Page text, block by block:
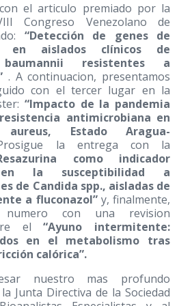
el articulo premiado por la
Congreso Venezolano de
“Detección de genes de
en aislados clínicos de
baumannii resistentes a
. A continuacion, presentamos
con el tercer lugar en la
“Impacto de la pandemia
antimicrobiana en
aureus, Estado Aragua-
la entrega con la
como indicador
en la susceptibilidad a
de Candida spp., aisladas de
a fluconazol”y, finalmente,
numero con una revision
el“Ayuno intermitente:
en el metabolismo tras
calórica”.
nuestro mas profundo
Junta Directiva de la Sociedad